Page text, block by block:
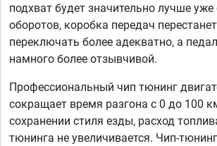
подхват будет значительно лучше уже
оборотов, коробка передач
переключать более адекватно, а
намного более отзывчивой.
Профессиональный чип тюнинг
сокращает время разгона с 0 до 100
сохранении стиля езды, расход
тюнинга не увеличивается. Чип-